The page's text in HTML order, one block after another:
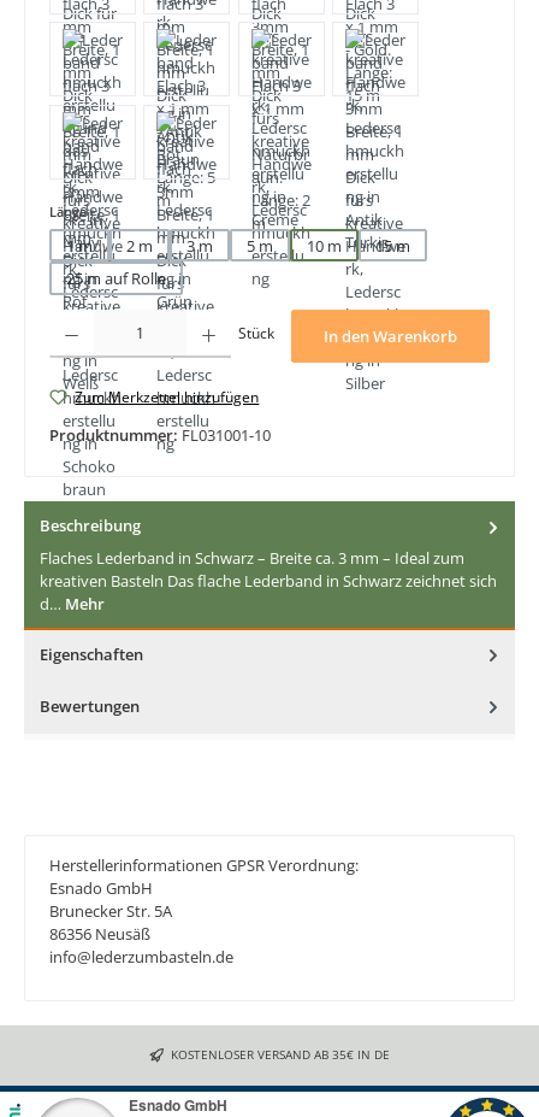
Längeauswählen
1 m 2 m 3 m 5 m 10 m
15 m
25 m auf Rolle
Stück In den Warenkorb
Zum Merkzettel hinzufügen
Produktnummer: FL031001-10
Beschreibung
Flaches Lederband in Schwarz – Breite ca. 3 mm – Ideal zum
kreativen Basteln Das flache Lederband in Schwarz zeichnet sich
d… Mehr
Eigenschaften
Bewertungen
Herstellerinformationen GPSR Verordnung:
Esnado GmbH
Brunecker Str. 5A
86356 Neusäß
info@lederzumbasteln.de
KOSTENLOSER VERSAND AB 35€ IN DE